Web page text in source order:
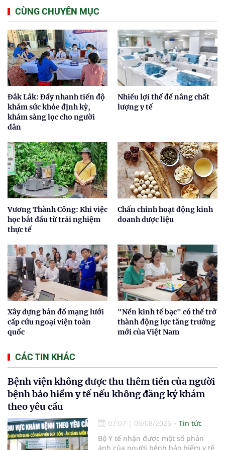
CÙNG CHUYÊN MỤC
Đắk Lắk: Đẩy nhanh tiến độ
khám sức khỏe định kỳ,
khám sàng lọc cho người
dân
Nhiều lợi thế để nâng chất
lượng y tế
Vương Thành Công: Khi việc
học bắt đầu từ trải nghiệm
thực tế
Chấn chỉnh hoạt động kinh
doanh dược liệu
Xây dựng bản đồ mạng lưới
cấp cứu ngoại viện toàn
quốc
"Nền kinh tế bạc" có thể trở
thành động lực tăng trưởng
mới của Việt Nam
CÁC TIN KHÁC
Bệnh viện không được thu thêm tiền của người
bệnh bảo hiểm y tế nếu không đăng ký khám
theo yêu cầu
07:07 | 06/08/2026
Tin tức
Bộ Y tế nhận được một số phản
ánh của người bệnh bảo hiểm y tế